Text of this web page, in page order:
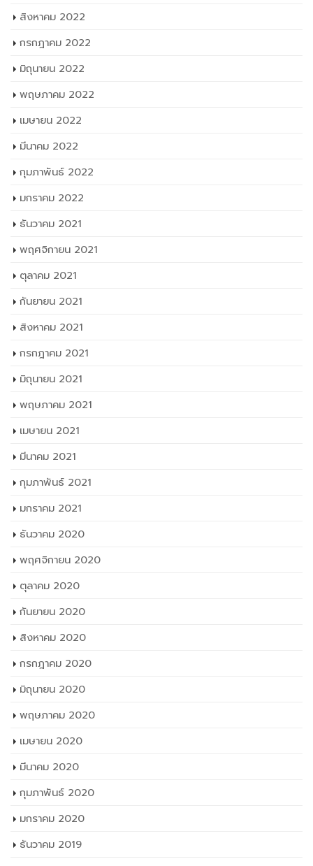
สิงหาคม 2022
กรกฎาคม 2022
มิถุนายน 2022
พฤษภาคม 2022
เมษายน 2022
มีนาคม 2022
กุมภาพันธ์ 2022
มกราคม 2022
ธันวาคม 2021
พฤศจิกายน 2021
ตุลาคม 2021
กันยายน 2021
สิงหาคม 2021
กรกฎาคม 2021
มิถุนายน 2021
พฤษภาคม 2021
เมษายน 2021
มีนาคม 2021
กุมภาพันธ์ 2021
มกราคม 2021
ธันวาคม 2020
พฤศจิกายน 2020
ตุลาคม 2020
กันยายน 2020
สิงหาคม 2020
กรกฎาคม 2020
มิถุนายน 2020
พฤษภาคม 2020
เมษายน 2020
มีนาคม 2020
กุมภาพันธ์ 2020
มกราคม 2020
ธันวาคม 2019